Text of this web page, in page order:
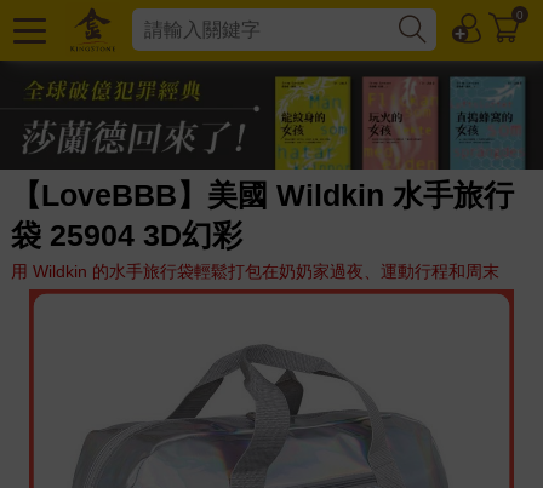
0
【LoveBBB】美國 Wildkin 水手旅行
袋 25904 3D幻彩
用 Wildkin 的水手旅行袋輕鬆打包在奶奶家過夜、運動行程和周末